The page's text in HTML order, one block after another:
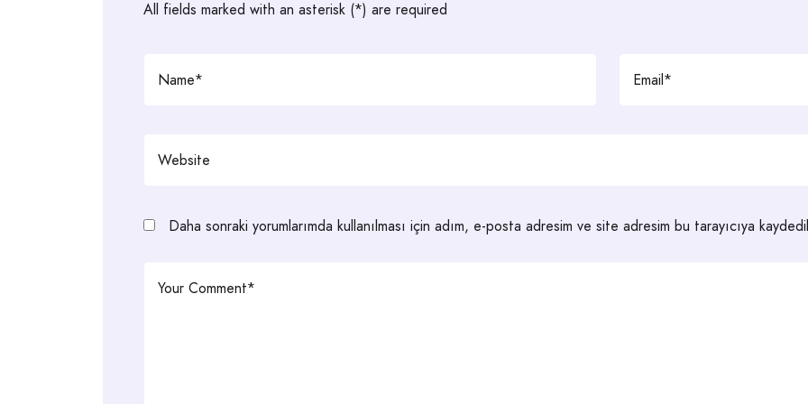
All fields marked with an asterisk (*) are required
Daha sonraki yorumlarımda kullanılması için adım, e-posta adresim ve site adresim bu tarayıcıya